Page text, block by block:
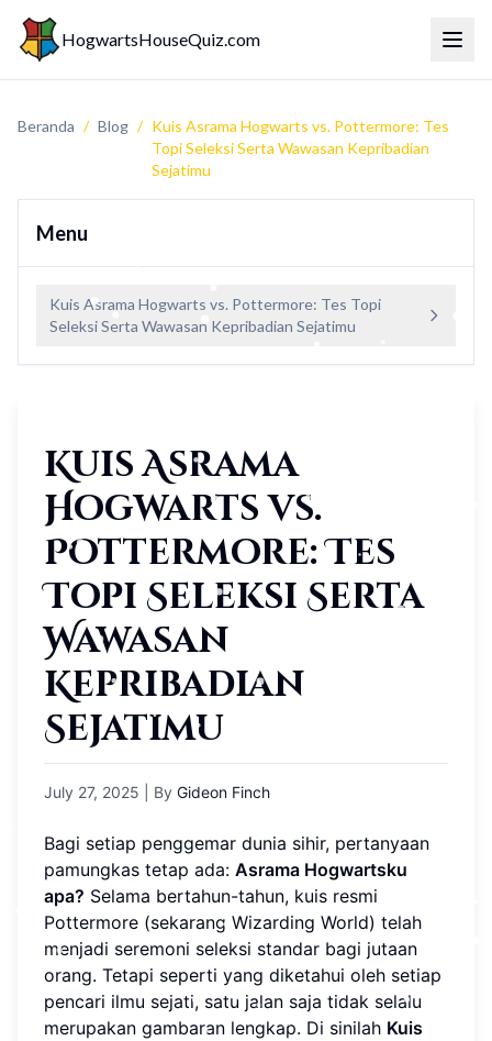
HogwartsHouseQuiz.com
Beranda / Blog / Kuis Asrama Hogwarts vs. Pottermore: Tes
Topi Seleksi Serta Wawasan Kepribadian
Sejatimu
Menu
Kuis Asrama Hogwarts vs. Pottermore: Tes Topi
Seleksi Serta Wawasan Kepribadian Sejatimu
Kuis Asrama
Hogwarts vs.
Pottermore: Tes
Topi Seleksi Serta
Wawasan
Kepribadian
Sejatimu
July 27, 2025 | By Gideon Finch
Bagi setiap penggemar dunia sihir, pertanyaan
pamungkas tetap ada: Asrama Hogwartsku
apa? Selama bertahun-tahun, kuis resmi
Pottermore (sekarang Wizarding World) telah
menjadi seremoni seleksi standar bagi jutaan
orang. Tetapi seperti yang diketahui oleh setiap
pencari ilmu sejati, satu jalan saja tidak selalu
merupakan gambaran lengkap. Di sinilah Kuis